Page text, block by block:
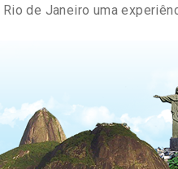
de Janeiro uma